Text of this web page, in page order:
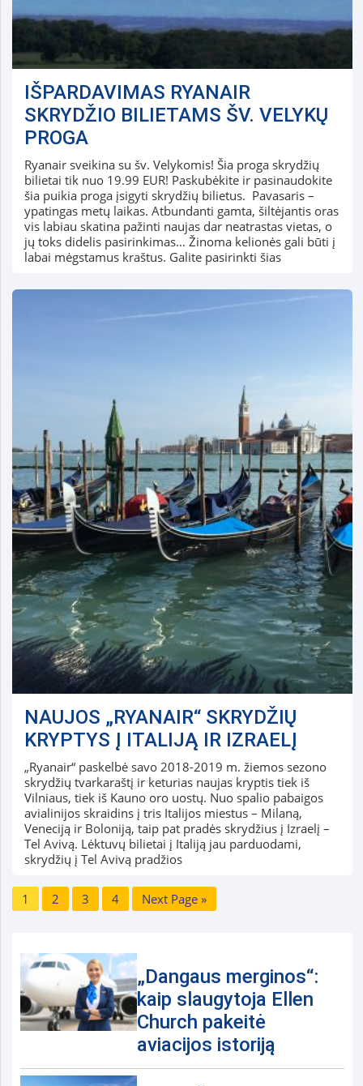
IŠPARDAVIMAS RYANAIR
SKRYDŽIO BILIETAMS ŠV. VELYKŲ
PROGA
Ryanair sveikina su šv. Velykomis! Šia proga skrydžių
bilietai tik nuo 19.99 EUR! Paskubėkite ir pasinaudokite
šia puikia proga įsigyti skrydžių bilietus. Pavasaris –
ypatingas metų laikas. Atbundanti gamta, šiltėjantis oras
vis labiau skatina pažinti naujas dar neatrastas vietas, o
jų toks didelis pasirinkimas… Žinoma kelionės gali būti į
labai mėgstamus kraštus. Galite pasirinkti šias
NAUJOS „RYANAIR“ SKRYDŽIŲ
KRYPTYS Į ITALIJĄ IR IZRAELĮ
„Ryanair“ paskelbė savo 2018-2019 m. žiemos sezono
skrydžių tvarkaraštį ir keturias naujas kryptis tiek iš
Vilniaus, tiek iš Kauno oro uostų. Nuo spalio pabaigos
avialinijos skraidins į tris Italijos miestus – Milaną,
Veneciją ir Boloniją, taip pat pradės skrydžius į Izraelį –
Tel Avivą. Lėktuvų bilietai į Italiją jau parduodami,
skrydžių į Tel Avivą pradžios
1 2 3 4 Next Page »
„Dangaus merginos“:
kaip slaugytoja Ellen
Church pakeitė
aviacijos istoriją